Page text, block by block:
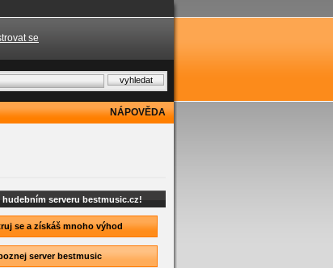
se
NÁPOVĚDA
hudebním serveru bestmusic.cz!
se a získáš mnoho výhod
server bestmusic